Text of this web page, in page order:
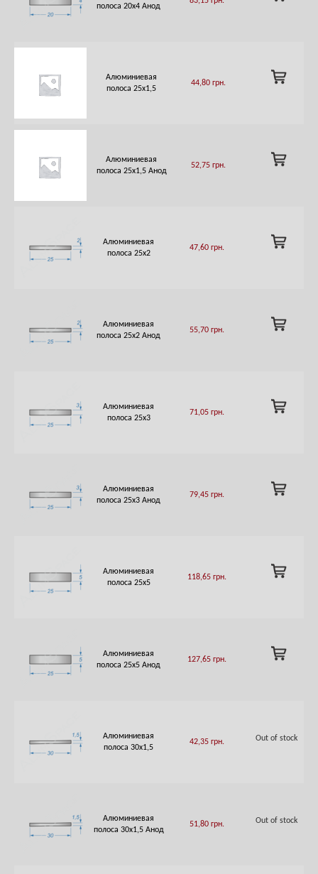
полоса 20х4 Анод
TO
Алюминиевая
полоса 25х1,5
44,80 грн.
ADD
TO
Алюминиевая
полоса 25х1,5 Анод
52,75 грн.
ADD
TO
Алюминиевая
полоса 25х2
47,60 грн.
ADD
TO
Алюминиевая
полоса 25х2 Анод
55,70 грн.
ADD
TO
Алюминиевая
полоса 25х3
71,05 грн.
ADD
TO
Алюминиевая
полоса 25х3 Анод
79,45 грн.
ADD
TO
Алюминиевая
полоса 25х5
118,65 грн.
ADD
TO
Алюминиевая
полоса 25х5 Анод
127,65 грн.
ADD
TO
Алюминиевая
полоса 30х1,5
42,35 грн. Out of stock
Алюминиевая
полоса 30х1,5 Анод
51,80 грн. Out of stock